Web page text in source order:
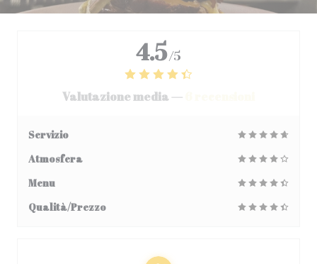
4.5/5
Valutazione media —
Servizio
Atmosfera
Menu
Qualità/Prezzo